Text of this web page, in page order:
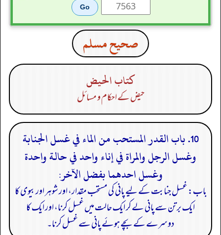
صحيح مسلم
كتاب الحيض
حیض کے احکام و مسائل
10. باب القدر المستحب من الماء في غسل الجنابة
وغسل الرجل والمراة في إناء واحد في حالة واحدة
وغسل احدهما بفضل الآخر:
باب: غسل جنابت کے لیے پانی کی مستحب مقدار، اور شوہر اور بیوی کا
ایک برتن سے پانی لے کر ایک حالت میں غسل کرنا، اور ایک کا
دوسرے کے بچے ہوئے پانی سے غسل کرنا۔